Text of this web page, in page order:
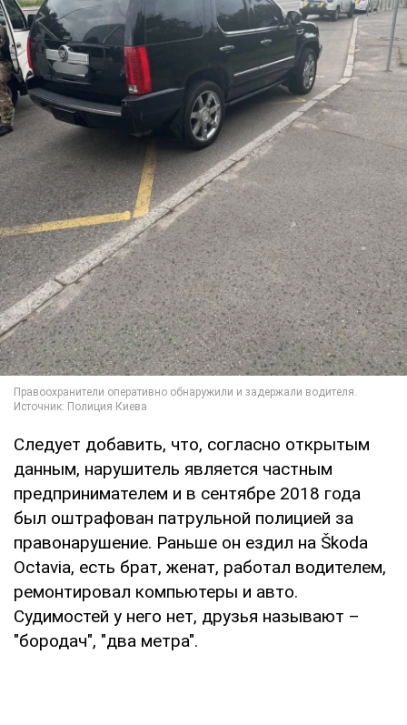
Следует добавить, что, согласно открытым
данным, нарушитель является частным
предпринимателем и в сентябре 2018 года
был оштрафован патрульной полицией за
правонарушение. Раньше он ездил на Škoda
Octavia, есть брат, женат, работал водителем,
ремонтировал компьютеры и авто.
Судимостей у него нет, друзья называют –
"бородач", "два метра".